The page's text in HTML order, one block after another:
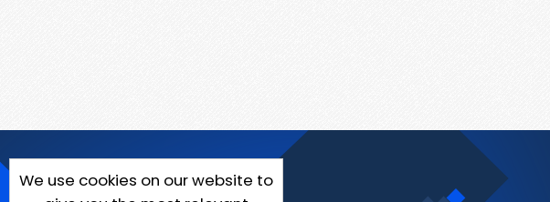
We use cookies on our website to